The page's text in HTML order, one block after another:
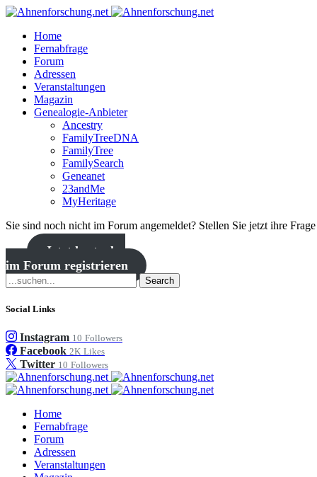
Home
Fernabfrage
Forum
Adressen
Veranstaltungen
Magazin
Genealogie-Anbieter
Ancestry
FamilyTreeDNA
FamilyTree
FamilySearch
Geneanet
23andMe
MyHeritage
Sie sind noch nicht im Forum angemeldet? Stellen Sie jetzt ihre
Jetzt kostenlos
im Forum registrieren
Search
Social Links
Instagram 10 Followers
Facebook 2K Likes
Twitter 10 Followers
Home
Fernabfrage
Forum
Adressen
Veranstaltungen